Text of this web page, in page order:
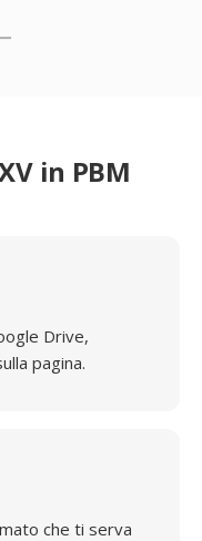
in PBM
Drive,
pagina.
che ti serva